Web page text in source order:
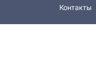
Контакты